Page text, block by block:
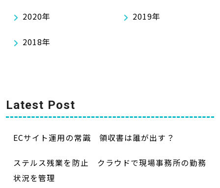
2020年 2019年
2018年
Latest Post
ECサイト運用の常識 領収書は誰が出す？
ステルス残業を防止 クラウドで現場事務所の勤務
状況を管理